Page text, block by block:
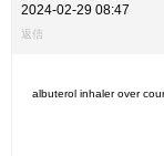
2024-02-29 08:47
返信
albuterol inhaler over